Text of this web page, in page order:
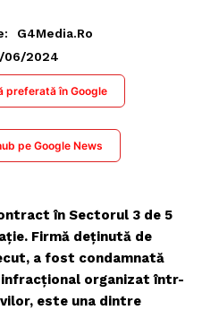
G4Media.ro
06/2024
preferată în Google
pe Google News
în Sectorul 3 de 5
Firmă deținută de
a fost condamnată
organizat într-
este una dintre